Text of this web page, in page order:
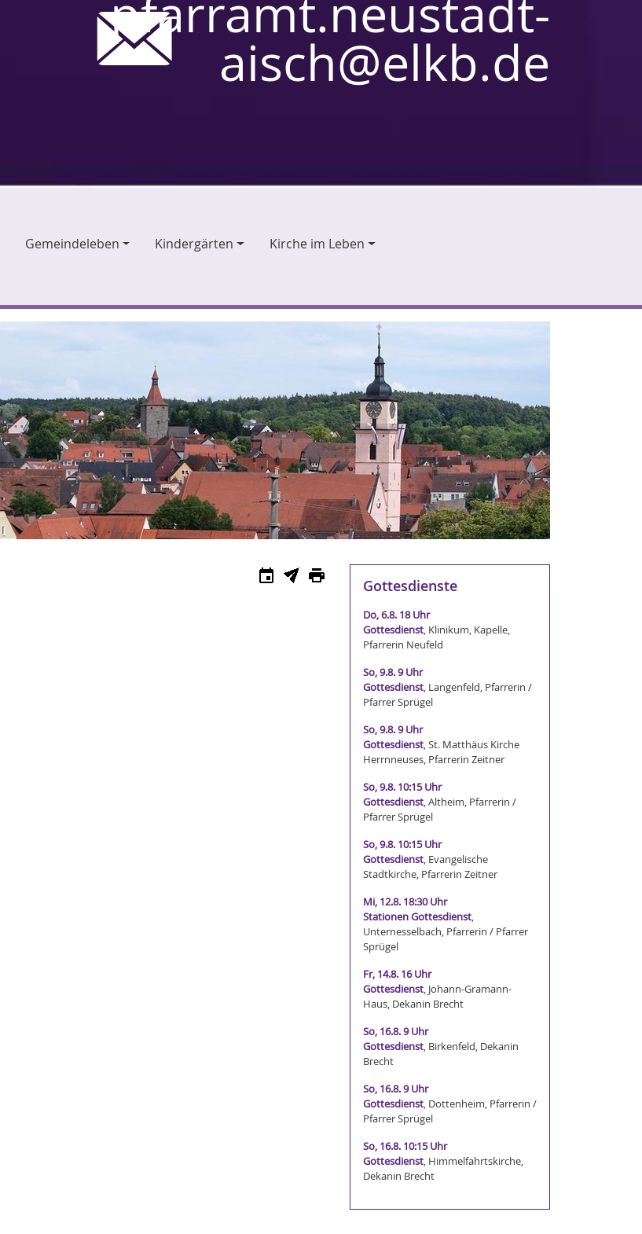
pfarramt.neustadt-
aisch@elkb.de
Gemeindeleben Kindergärten Kirche im Leben
Gottesdienste
Do, 6.8. 18 Uhr
Gottesdienst, Klinikum, Kapelle,
Pfarrerin Neufeld
So, 9.8. 9 Uhr
Gottesdienst, Langenfeld, Pfarrerin /
Pfarrer Sprügel
So, 9.8. 9 Uhr
Gottesdienst, St. Matthäus Kirche
Herrnneuses, Pfarrerin Zeitner
So, 9.8. 10:15 Uhr
Gottesdienst, Altheim, Pfarrerin /
Pfarrer Sprügel
So, 9.8. 10:15 Uhr
Gottesdienst, Evangelische
Stadtkirche, Pfarrerin Zeitner
Mi, 12.8. 18:30 Uhr
Stationen Gottesdienst,
Unternesselbach, Pfarrerin / Pfarrer
Sprügel
Fr, 14.8. 16 Uhr
Gottesdienst, Johann-Gramann-
Haus, Dekanin Brecht
So, 16.8. 9 Uhr
Gottesdienst, Birkenfeld, Dekanin
Brecht
So, 16.8. 9 Uhr
Gottesdienst, Dottenheim, Pfarrerin /
Pfarrer Sprügel
So, 16.8. 10:15 Uhr
Gottesdienst, Himmelfahrtskirche,
Dekanin Brecht